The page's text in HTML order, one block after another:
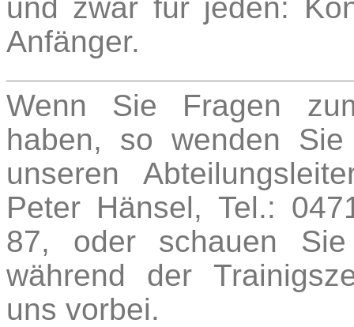
und zwar für jeden:
Anfänger.
Wenn Sie Fragen
haben, so wenden
unseren
Peter Hänsel, Tel.:
87, oder schauen
während der
uns vorbei.